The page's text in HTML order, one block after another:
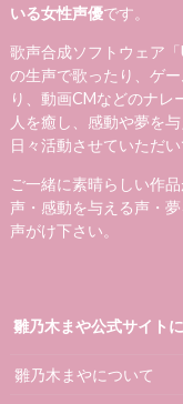
いる女性声優です。
歌声合成ソフトウェア
の生声で歌ったり、ゲ
り、動画CMなどのナレ
人を癒し、感動や夢を
日々活動させていただい
ご一緒に素晴らしい作
声・感動を与える声・
声がけ下さい。
雛乃木まや公式サイト
雛乃木まやについて